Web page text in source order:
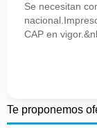
Se necesitan
CAP en
Te proponemos